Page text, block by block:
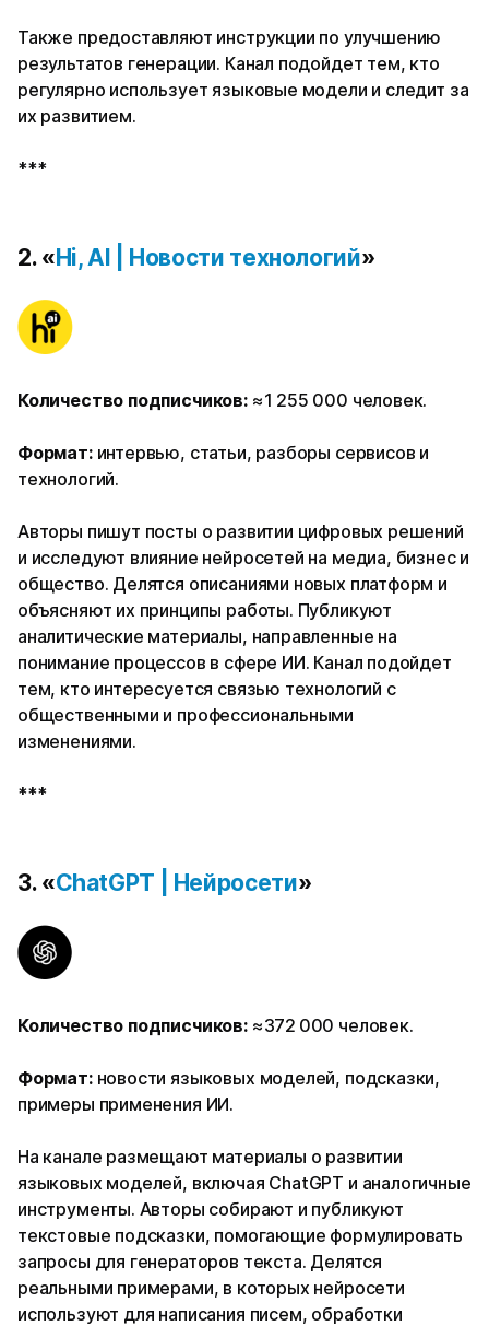
Также предоставляют инструкции по улучшению
результатов генерации. Канал подойдет тем, кто
регулярно использует языковые модели и следит за
их развитием.
***
2. «Hi, AI | Новости технологий»
Количество подписчиков:≈1 255 000 человек.
Формат:интервью, статьи, разборы сервисов и
технологий.
Авторы пишут посты о развитии цифровых решений
и исследуют влияние нейросетей на медиа, бизнес и
общество. Делятся описаниями новых платформ и
объясняют их принципы работы. Публикуют
аналитические материалы, направленные на
понимание процессов в сфере ИИ. Канал подойдет
тем, кто интересуется связью технологий с
общественными и профессиональными
изменениями.
***
3. «ChatGPT | Нейросети»
Количество подписчиков: ≈372 000 человек.
Формат: новости языковых моделей, подсказки,
примеры применения ИИ.
На канале размещают материалы о развитии
языковых моделей, включая ChatGPT и аналогичные
инструменты. Авторы собирают и публикуют
текстовые подсказки, помогающие формулировать
запросы для генераторов текста. Делятся
реальными примерами, в которых нейросети
используют для написания писем, обработки